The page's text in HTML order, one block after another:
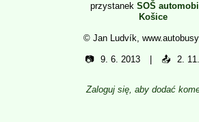
przystanek SOŠ
Košice
© Jan Ludvík,
📷 9. 6. 2013 📤 2.
Zaloguj się, aby dodać